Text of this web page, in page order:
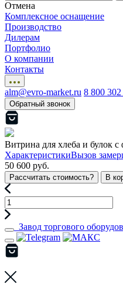
Отмена
Комплексное оснащение
Производство
Дилерам
Портфолио
О компании
Контакты
alm@evro-market.ru 8 800
Обратный звонок
Витрина для хлеба и булок с
ХарактеристикиВызов
50 600 руб.
Рассчитать стоимость? В
Завод торгового